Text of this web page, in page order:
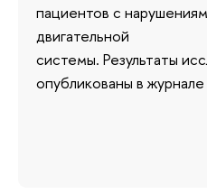
пациентов с
двигательной
системы. Результаты
опубликованы в